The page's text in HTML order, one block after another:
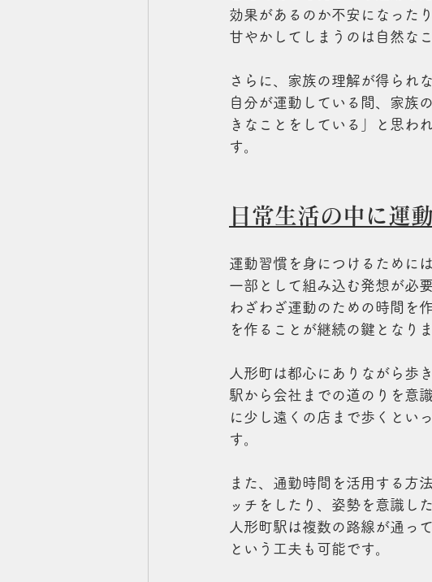
効果があるのか不安になった
甘やかしてしまうのは自然なこ
さらに、家族の理解が得られ
自分が運動している間、家族
きなことをしている」と思わ
す。
日常生活の中に運
運動習慣を身につけるために
一部として組み込む発想が必要
わざわざ運動のための時間を
を作ることが継続の鍵となりま
人形町は都心にありながら歩
駅から会社までの道のりを意
に少し遠くの店まで歩くとい
す。
また、通勤時間を活用する方
ッチをしたり、姿勢を意識し
人形町駅は複数の路線が通っ
という工夫も可能です。